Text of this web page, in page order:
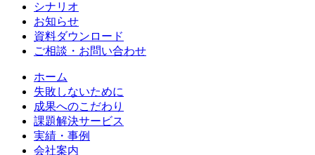
シナリオ
お知らせ
資料ダウンロード
ご相談・お問い合わせ
ホーム
失敗しないために
成果へのこだわり
課題解決サービス
実績・事例
会社案内